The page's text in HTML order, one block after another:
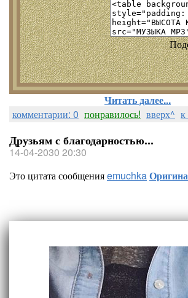
Читать далее...
комментарии: 0 понравилось! вверх^ к
Друзьям с благодарностью...
14-04-2030 20:30
Это цитата сообщенияemuchka